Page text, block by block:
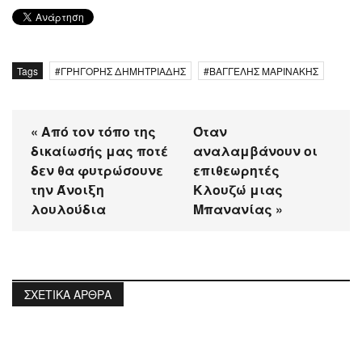
Tags ΓΡΗΓΟΡΗΣ ΔΗΜΗΤΡΙΑΔΗΣ ΒΑΓΓΕΛΗΣ ΜΑΡΙΝΑΚΗΣ
« Από τον τόπο της
δικαίωσής μας ποτέ
δεν θα φυτρώσουνε
την Άνοιξη
λουλούδια
Όταν
αναλαμβάνουν οι
επιθεωρητές
Κλουζώ μιας
Μπανανίας »
ΣΧΕΤΙΚΆ ΆΡΘΡΑ